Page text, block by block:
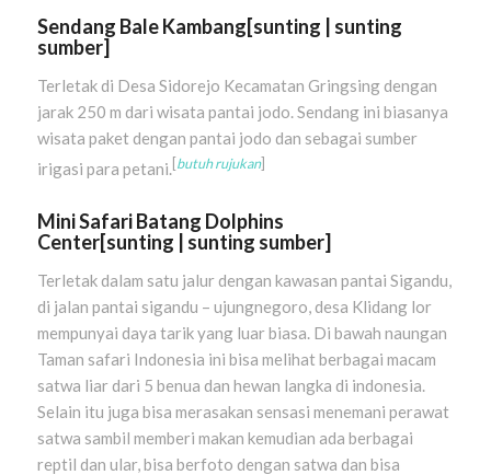
Sendang Bale Kambang[sunting
sunting
sumber]
Terletak di Desa Sidorejo Kecamatan Gringsing dengan
jarak 250 m dari wisata pantai jodo. Sendang ini biasanya
wisata paket dengan pantai jodo dan sebagai sumber
irigasi para petani. butuh rujukan]
Mini Safari Batang Dolphins
Center[sunting sunting sumber]
Terletak dalam satu jalur dengan kawasan pantai Sigandu,
di jalan pantai sigandu – ujungnegoro, desa Klidang lor
mempunyai daya tarik yang luar biasa. Di bawah naungan
Taman safari Indonesia ini bisa melihat berbagai macam
satwa liar dari 5 benua dan hewan langka di indonesia.
Selain itu juga bisa merasakan sensasi menemani perawat
satwa sambil memberi makan kemudian ada berbagai
reptil dan ular, bisa berfoto dengan satwa dan bisa